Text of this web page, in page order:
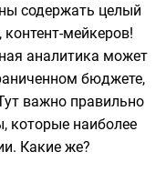
содержать целый
мейкеров!
аналитика может
бюджете,
важно правильно
которые наиболее
Какие же?